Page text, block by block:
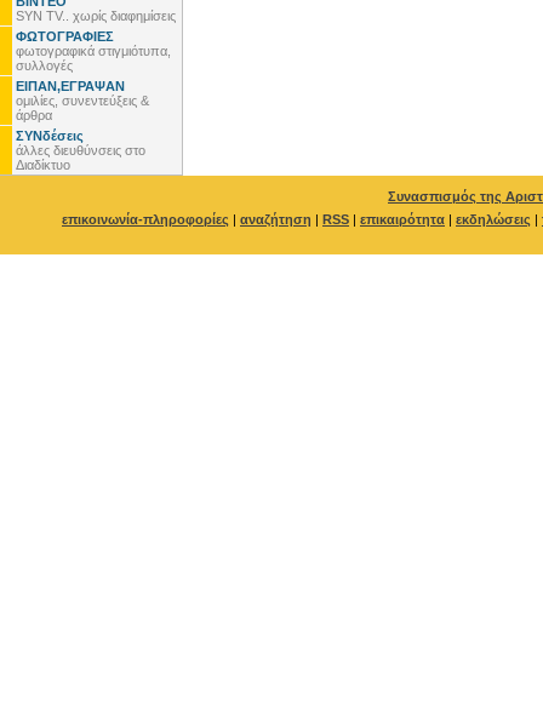
SYN TV.. χωρίς διαφημίσεις
ΦΩΤΟΓΡΑΦΙΕΣ
φωτογραφικά στιγμιότυπα,
συλλογές
ΕΙΠΑΝ,ΕΓΡΑΨΑΝ
ομιλίες, συνεντεύξεις &
άρθρα
ΣΥΝδέσεις
άλλες διευθύνσεις στο
Διαδίκτυο
Συνασπισμός της
επικοινωνία-πληροφορίες | αναζήτηση | RSS | επικαιρότητα | εκδηλώσεις |